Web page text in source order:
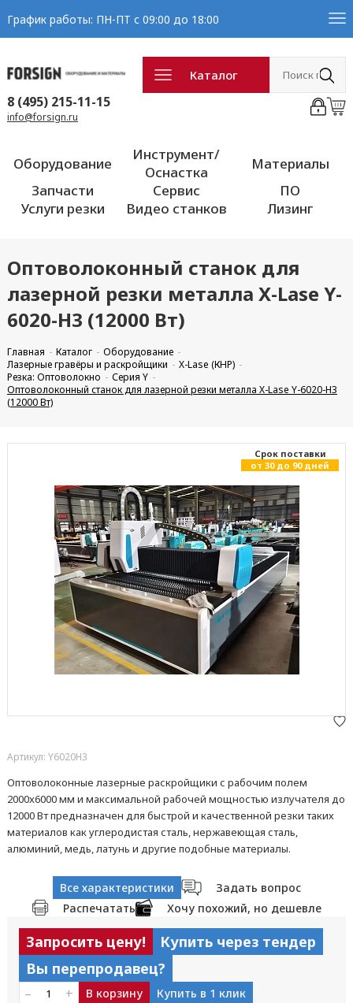
График работы: ПН-ПТ с 09:00 до 18:00
Каталог
8 (495) 215-11-15
info@forsign.ru
Оборудование
Инструмент/
Оснастка
Материалы
Запчасти
Сервис
ПО
Услуги резки
Видео станков Лизинг
Оптоволоконный станок для
лазерной резки металла X-Lase Y-
6020-H3 (12000 Вт)
Главная Каталог
Оборудование
Лазерные гравёры и раскройщики
X-Lase (КНР)
Резка: Оптоволокно
Серия Y
Оптоволоконный станок для лазерной резки металла X-Lase Y-6020-H3
(12000 Вт)
Cрок поставки
от 30 до 90 дней
Артикул: Y6020H3
Оптоволоконные лазерные раскройщики с рабочим полем
2000x6000 мм и максимальной рабочей мощностью излучателя до
12000 Вт предназначен для быстрой и качественной резки таких
материалов как углеродистая сталь, нержавеющая сталь,
алюминий, медь, латунь и другие подобные материалы.
Все характеристики
Задать вопрос
Распечатать
Хочу похожий, но дешевле
Запросить цену!
Купить через тендер
Вы перепродавец?
– + В корзину Купить в 1 клик